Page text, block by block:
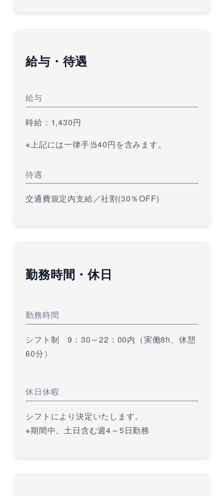
給与・待遇
給与
時給：1,430円
※上記には一律手当40円を含みます。
待遇
交通費規定内支給／社割(30％OFF)
勤務時間・休日
勤務時間
シフト制 9：30～22：00内（実働8h、休憩
60分）
休日休暇
シフトにより決定いたします。
※期間中、土日含む週4～5日勤務